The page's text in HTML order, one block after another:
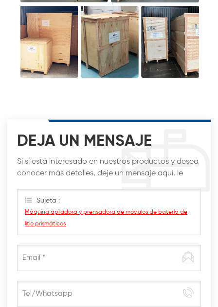
DEJA UN MENSAJE
Si si está interesado en nuestros productos y desea
conocer más detalles, deje un mensaje aquí, le
Sujeta :
Máquina apiladora y prensadora de módulos de batería de
litio prismáticos